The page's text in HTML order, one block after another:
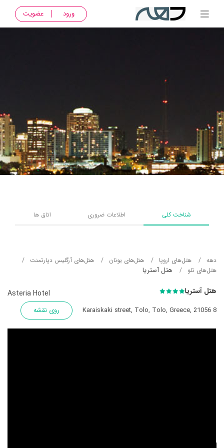
ورود عضویت
شناخت کلی اطلاعات ضروری اتاق ها
دهه هتل‌های اروپا هتل‌های یونان
هتل‌های آرگلیس دپارتمنت
هتل‌های تلو
هتل آستریا
هتل آستریا Asteria Hotel
8 Karaiskaki street, Tolo, Tolo, Greece, 21056 روی نقشه